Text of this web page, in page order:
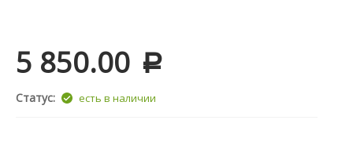
5 850.00 Р
Статус: есть в наличии